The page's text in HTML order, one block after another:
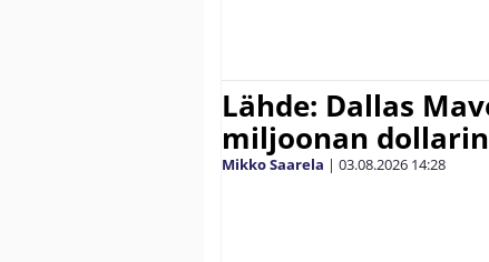
Lähde: Dallas
miljoonan
Mikko Saarela | 03.08.2026 14:28